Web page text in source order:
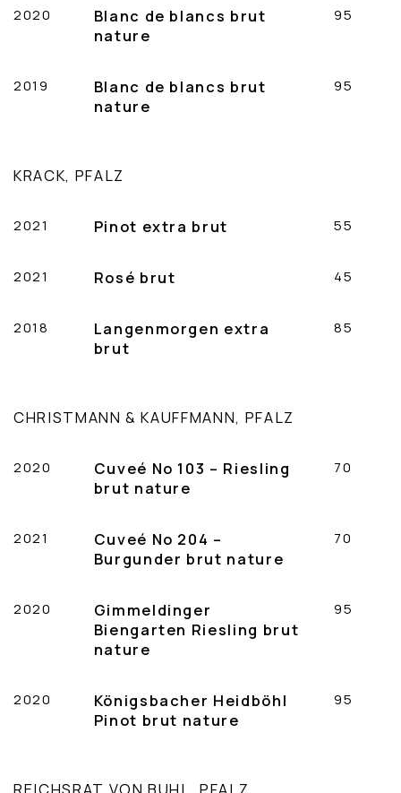
2020
Blanc de blancs brut
nature
95
2019
Blanc de blancs brut
nature
95
KRACK, PFALZ
2021 Pinot extra brut 55
2021 Rosé brut 45
2018
Langenmorgen extra
brut
85
CHRISTMANN & KAUFFMANN, PFALZ
2020
Cuveé No 103 – Riesling
brut nature
70
2021
Cuveé No 204 –
Burgunder brut nature
70
2020
Gimmeldinger
Biengarten Riesling brut
nature
95
2020
Königsbacher Heidböhl
Pinot brut nature
95